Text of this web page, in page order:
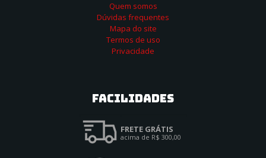
Quem somos
Dúvidas frequentes
Mapa do site
Termos de uso
Privacidade
Facilidades
FRETE GRÁTIS
acima de R$ 300,00